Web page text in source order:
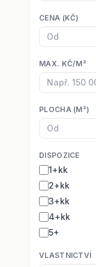
CENA (KČ)
MAX. KČ/M²
PLOCHA (M²)
DISPOZICE
1+kk
2+kk
3+kk
4+kk
5+
VLASTNICTVÍ